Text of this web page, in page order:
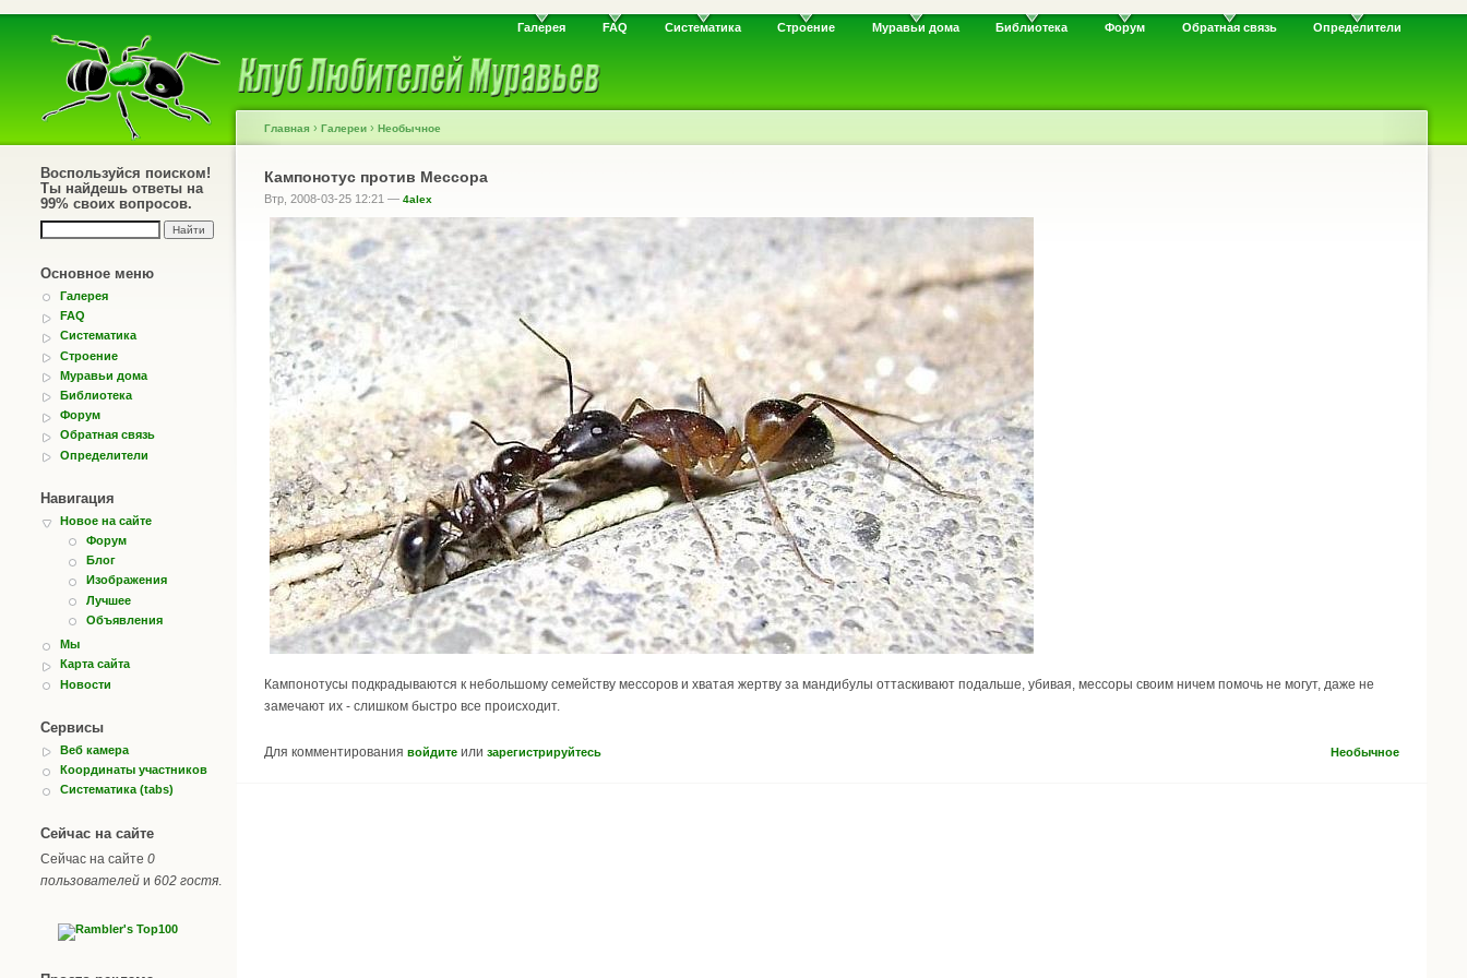
Галерея FAQ Систематика Строение Муравьи дома Библиотека Форум Обратная связь Определители
Воспользуйся поиском!
Ты найдешь ответы на
99% своих вопросов.
Основное меню
Галерея
FAQ
Систематика
Строение
Муравьи дома
Библиотека
Форум
Обратная связь
Определители
Навигация
Новое на сайте
Форум
Блог
Изображения
Лучшее
Объявления
Мы
Карта сайта
Новости
Сервисы
Веб камера
Координаты участников
Систематика (tabs)
Сейчас на сайте
Сейчас на сайте 0
пользователей и 602 гостя
Главная › Галереи › Необычное
Кампонотус против Мессора
Втр, 2008-03-25 12:21 — 4alex
Кампонотусы подкрадываются к небольшому семейству мессоров и хватая жертву за мандибулы оттаскивают подальше, убивая, мессоры своим ничем помочь не могут, даже не
замечают их - слишком быстро все происходит.
Необычное
Для комментирования войдите или зарегистрируйтесь